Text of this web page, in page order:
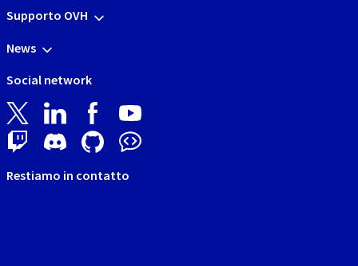
Supporto OVH
News
Social network
Restiamo in contatto